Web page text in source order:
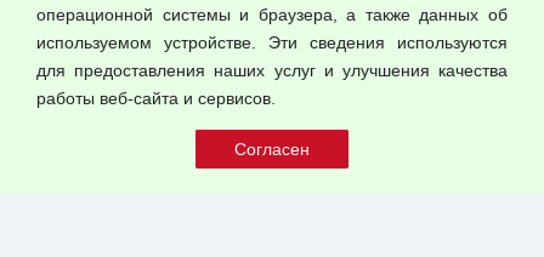
© 2026 ООО "Феникс"
операционной системы и браузера, а также данных об
используемом устройстве. Эти сведения используются
для предоставления наших услуг и улучшения качества
работы веб-сайта и сервисов.